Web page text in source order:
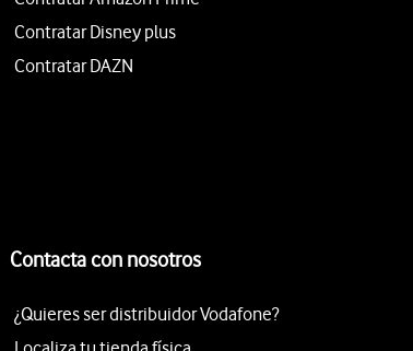
Contratar Disney plus
Contratar DAZN
Contacta con nosotros
¿Quieres ser distribuidor Vodafone?